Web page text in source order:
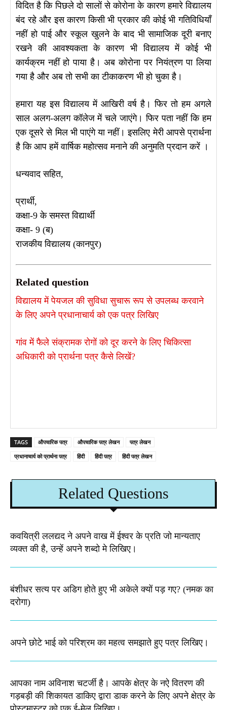
विदित है कि पिछले दो सालों से कोरोना के कारण हमारे विद्यालय
बंद रहे और इस कारण किसी भी प्रकार की कोई भी गतिविधियाँ
नहीं हो पाई और स्कूल खुलने के बाद भी सामाजिक दूरी बनाए
रखने की आवश्यकता के कारण भी विद्यालय में कोई भी
कार्यक्रम नहीं हो पाया है। अब कोरोना पर नियंत्रण पा लिया
गया है और अब तो सभी का टीकाकरण भी हो चुका है।
हमारा यह इस विद्यालय में आखिरी वर्ष है। फिर तो हम अगले
साल अलग-अलग कॉलेज में चले जाएंगे। फिर पता नहीं कि हम
एक दूसरे से मिल भी पाएंगे या नहीं। इसलिए मेरी आपसे प्रार्थना
है कि आप हमें वार्षिक महोत्सव मनाने की अनुमति प्रदान करें ।
धन्यवाद सहित,
प्रार्थी,
कक्षा-9 के समस्त विद्यार्थी
कक्षा- 9 (ब)
राजकीय विद्यालय (कानपुर)
Related question
विद्यालय में पेयजल की सुविधा सुचारू रूप से उपलब्ध करवाने
के लिए अपने प्रधानाचार्य को एक पत्र लिखिए
गांव में फैले संक्रामक रोगों को दूर करने के लिए चिकित्सा
अधिकारी को प्रार्थना पत्र कैसे लिखें?
TAGS औपचारिक पत्र औपचारिक पत्र लेखन
पत्र लेखन
प्रधानाचार्य को प्रार्थना पत्र
हिंदी हिंदी पत्र हिंदी पत्र लेखन
Related Questions
कवयित्री ललद्यद ने अपने वाख में ईश्वर के प्रति जो मान्यताए
व्यक्त की है, उन्हें अपने शब्दो मे लिखिए।
बंशीधर सत्य पर अडिग होते हुए भी अकेले क्यों पड़ गए? (नमक का
दरोगा)
अपने छोटे भाई को परिश्रम का महत्व समझाते हुए पत्र लिखिए।
आपका नाम अविनाश चटर्जी है। आपके क्षेत्र के नऐ वितरण की
गड़बड़ी की शिकायत डाकिए द्वारा डाक करने के लिए अपने क्षेत्र के